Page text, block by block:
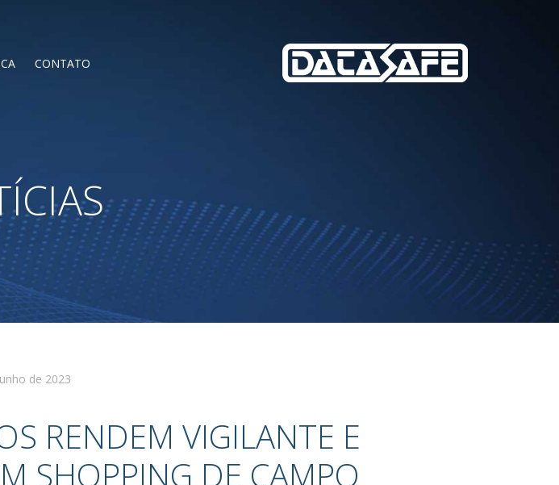
CONTATO
de 2023
RENDEM VIGILANTE E
SHOPPING DE CAMPO